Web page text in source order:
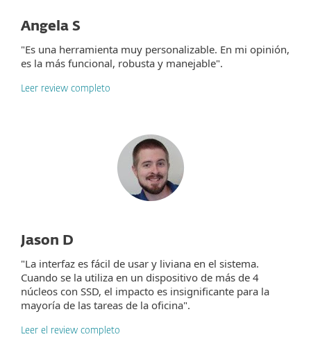
Angela S
"Es una herramienta muy personalizable. En mi opinión,
es la más funcional, robusta y manejable".
Leer review completo
Jason D
"La interfaz es fácil de usar y liviana en el sistema.
Cuando se la utiliza en un dispositivo de más de 4
núcleos con SSD, el impacto es insignificante para la
mayoría de las tareas de la oficina".
Leer el review completo